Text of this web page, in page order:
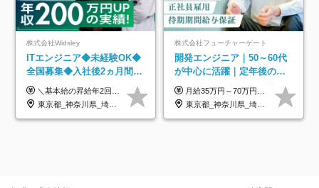
株式会社Widsley
ITエンジニア◆未経験OK◆
全国募集◆入社後2ヵ月間は
研修のみ◆フルリモート
OK◆残業月3h◆服装髪型自
＼基本給の昇給年2回＆プロジェクト手当による昇給年12回！！／ 【経験者の場合】 月給33万円～70万円＋プロジェクト手当＋資格手当 ★スキルや経験を考慮の上、優遇します ★上記給与には固定残業代20時間分(月4万3883円～)を含みます。残業が超過した場合は、追加支給します(残業は月平均3時間とほぼ発生しません。残業がなくても、固定残業代は支給されます) ★試用期間中も、月給や福利厚生等は同じです ---------- 【未経験者の場合】 月給26万円～50万円＋プロジェクト手当＋資格手当 ★スキルや経験を考慮の上、優遇します ★上記給与には固定残業代20時間分(月3万719円～)を含みます。残業が超過した場合は、追加支給します(残業は月平均3時間とほぼ発生しません。残業がなくても、固定残業代は支給されます) ★試用期間6ヵ月あり ・1ヶ月目～：月給23万円～ ・2ヶ月目～6ヶ月目：月給23万円～＋プロジェクト手当1～3万円 （上記給与にはそれぞれ固定残業代20時間分(月3万719円～)を含み、超過した場合は追加支給します。） ---------- 【プロジェクト手当について】 参画するプロジェクトの単価に応じて毎月の歩合給を支給します 業界内でもトップクラスの高還元です！
東京都_神奈川県_埼玉県_千葉県_大阪府_愛知県_北海道_青森県_岩手県_宮城県_秋田県_山形県_福島県_茨城県_栃木県_群馬県_新潟県_山梨県_長野県_富山県_石川県_福井県_静岡県_岐阜県_三重県_兵庫県_京都府_滋賀県_奈良県_和歌山県_広島県_岡山県_鳥取県_島根県_山口県_徳島県_香川県_愛媛県_高知県_福岡県_熊本県_佐賀県_長崎県_大分県_宮崎県_鹿児島県_沖縄県
株式会社フューチャーゲート
開発エンジニア｜50～60代
が中心に活躍｜定年後の給
与減ナシ｜年収50万円アッ
プ実績／昇給率92％（直近3
年）
月給35万円～70万円（固定残業代30時間分63,869円～を含む）+賞与年1回 ※30時間を超える分は別途支給します ●これまでのご経験・スキル・前職給与をできる限り考慮します ●待機期間も給与を100％支給します ●試用期間中も給与や福利厚生は同じです ≪年収を維持しながら長く働けます！≫ 一般的な企業では55歳や60歳を機に年収が下がりますが、 当社は役職などではなく「スキルや経験」で評価。 エンジニアとして長く働きながら あなたにふさわしい年収を維持できます！
東京都_神奈川県_埼玉県_千葉県